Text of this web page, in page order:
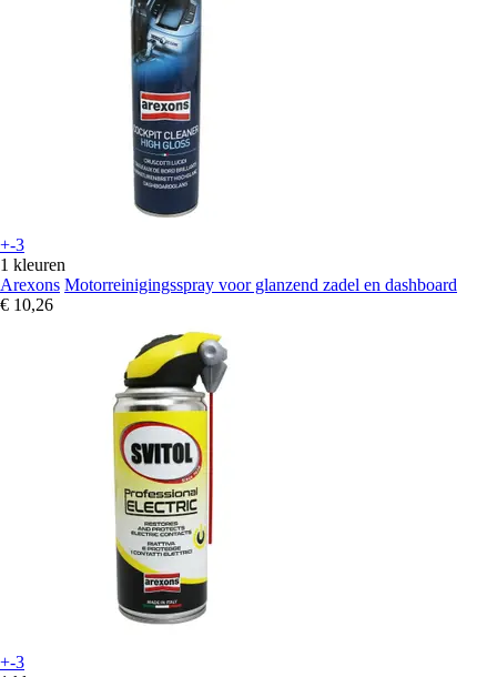
+-3
1 kleuren
Arexons Motorreinigingsspray voor glanzend zadel en dashboard
€ 10,26
+-3